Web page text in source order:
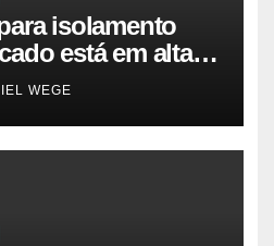
isolamento
está em alta
o
a
previsão até 2032
WEGE